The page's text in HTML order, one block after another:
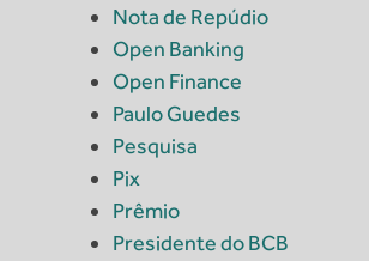
Nota de Repúdio
Open Banking
Open Finance
Paulo Guedes
Pesquisa
Pix
Prêmio
Presidente do BCB